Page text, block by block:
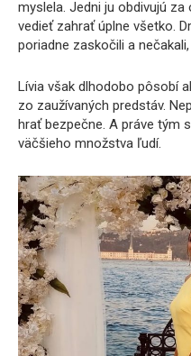
myslela. Jedni ju obdivujú
vedieť zahrať úplne všetko.
poriadne zaskočili a
Lívia však dlhodobo pôsobí
zo zaužívaných predstáv.
hrať bezpečne. A práve tým
väčšieho množstva ľudí.